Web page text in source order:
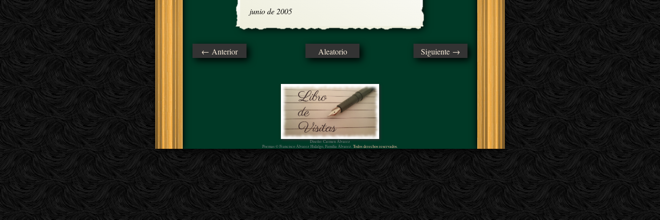
junio de 2005
← Anterior Aleatorio Siguiente →
Diseño: Carmen Álvarez
Poemas © Francisco Álvarez Hidalgo, Familia Álvarez. Todos derechos reservados.